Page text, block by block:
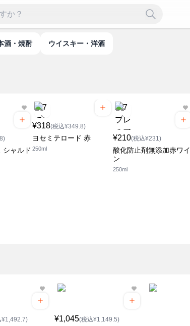
本酒・焼酎 ウイスキー・洋酒
シャルド
¥318(税込¥349.8)
ヨセミテロード 赤
250ml
¥210(税込¥231)
酸化防止剤無添加赤ワイ
ン
250ml
¥1,492.7) ¥1,045(税込¥1,149.5)